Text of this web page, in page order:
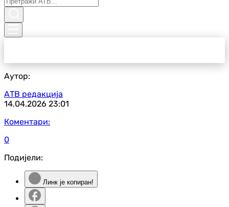
Аутор:
АТВ редакција
14.04.2026 23:01
Коментари:
0
Подијели:
Линк је копиран!